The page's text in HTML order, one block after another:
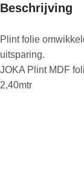
Beschrijving
Plint folie
uitsparing.
JOKA Plint MDF
2,40mtr